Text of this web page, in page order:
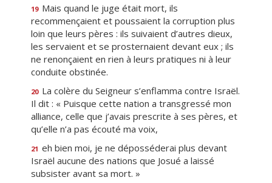
19 Mais quand le juge était mort, ils
recommençaient et poussaient la corruption plus
loin que leurs pères : ils suivaient d’autres dieux,
les servaient et se prosternaient devant eux ; ils
ne renonçaient en rien à leurs pratiques ni à leur
conduite obstinée.
20 La colère du Seigneur s’enflamma contre Israël.
Il dit : « Puisque cette nation a transgressé mon
alliance, celle que j’avais prescrite à ses pères, et
qu’elle n’a pas écouté ma voix,
21 eh bien moi, je ne déposséderai plus devant
Israël aucune des nations que Josué a laissé
subsister avant sa mort. »